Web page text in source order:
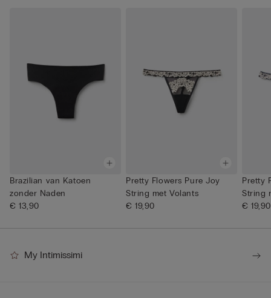
Brazilian van Katoen
zonder Naden
€ 13,90
Pretty Flowers Pure Joy
String met Volants
€ 19,90
Pretty
String
€ 19,90
My Intimissimi